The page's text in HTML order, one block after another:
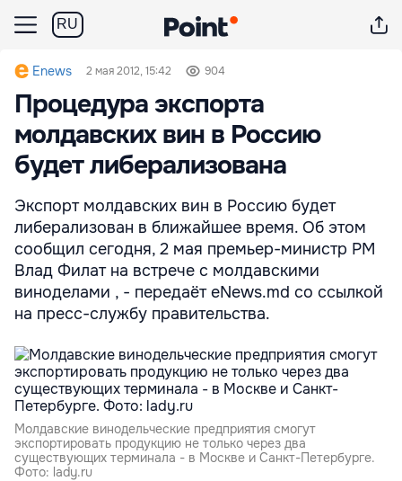
RU
Enews 2 мая 2012, 15:42 904
Процедура экспорта
молдавских вин в Россию
будет либерализована
Экспорт молдавских вин в Россию будет
либерализован в ближайшее время. Об этом
сообщил сегодня, 2 мая премьер-министр РМ
Влад Филат на встрече с молдавскими
виноделами , - передаёт eNews.md со ссылкой
на пресс-службу правительства.
Молдавские винодельческие предприятия смогут
экспортировать продукцию не только через два
существующих терминала - в Москве и Санкт-Петербурге.
Фото: lady.ru